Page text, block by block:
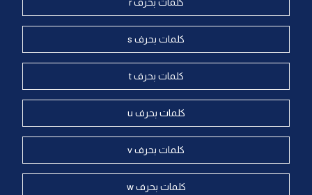
كلمات بحرف s
كلمات بحرف t
كلمات بحرف u
كلمات بحرف v
كلمات بحرف w